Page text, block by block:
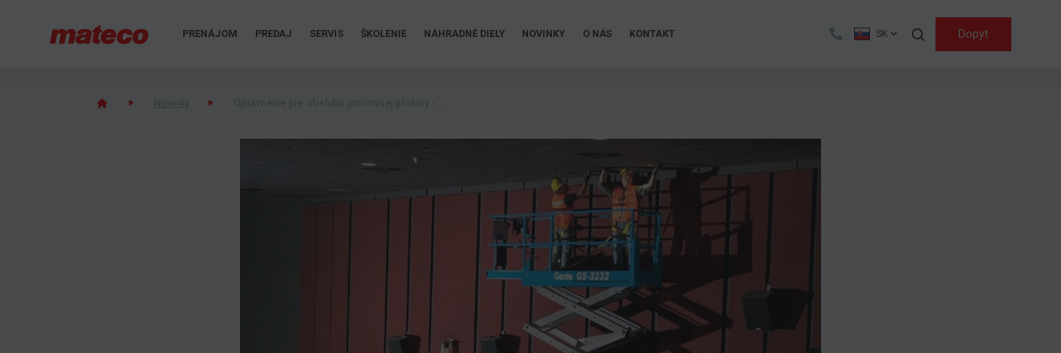
PRENÁJOM PREDAJ SERVIS ŠKOLENIE NÁHRADNÉ DIELY NOVINKY O NÁS KONTAKT SK Dopyt
Hľadať